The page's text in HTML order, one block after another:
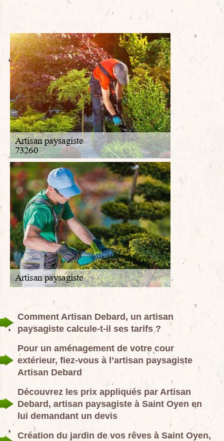
Comment Artisan Debard, un artisan
paysagiste calcule-t-il ses tarifs ?
Pour un aménagement de votre cour
extérieur, fiez-vous à l’artisan paysagiste
Artisan Debard
Découvrez les prix appliqués par Artisan
Debard, artisan paysagiste à Saint Oyen en
lui demandant un devis
Création du jardin de vos rêves à Saint Oyen,